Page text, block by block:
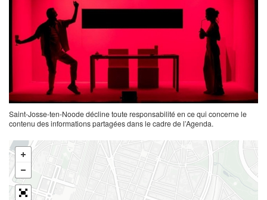
Saint-Josse-ten-Noode décline toute responsabilité en ce qui concerne le
contenu des informations partagées dans le cadre de l’Agenda.